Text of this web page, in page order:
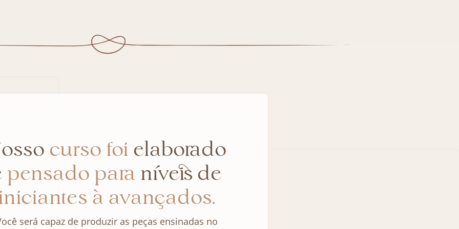
curso foi elaborado
pensado para níveis de
à avançados.
será capaz de produzir as peças ensinadas no